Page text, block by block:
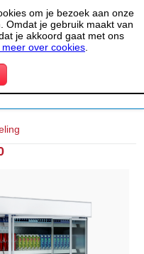
om je bezoek aan onze
Omdat je gebruik maakt van
je akkoord gaat met ons
meer over cookies